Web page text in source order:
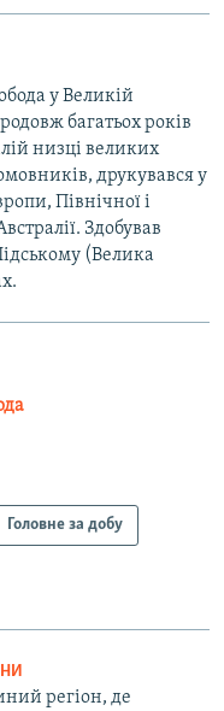
у Великій
багатьох років
низці великих
друкувався у
Північної і
Здобував
(Велика
Головне за добу
регіон, де